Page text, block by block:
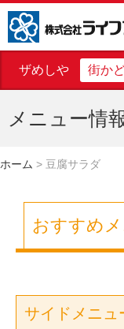
株式会社ライフフ
ザめしや 街か
メニュー情
ホーム > 豆腐サラダ
おすすめ
サイドメニュ